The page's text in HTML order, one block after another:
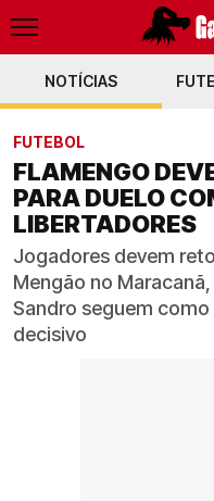
NOTÍCIAS
FUTEBOL
FLAMENGO
PARA DUELO
LIBERTADORES
Jogadores devem
Mengão no
Sandro seguem
decisivo